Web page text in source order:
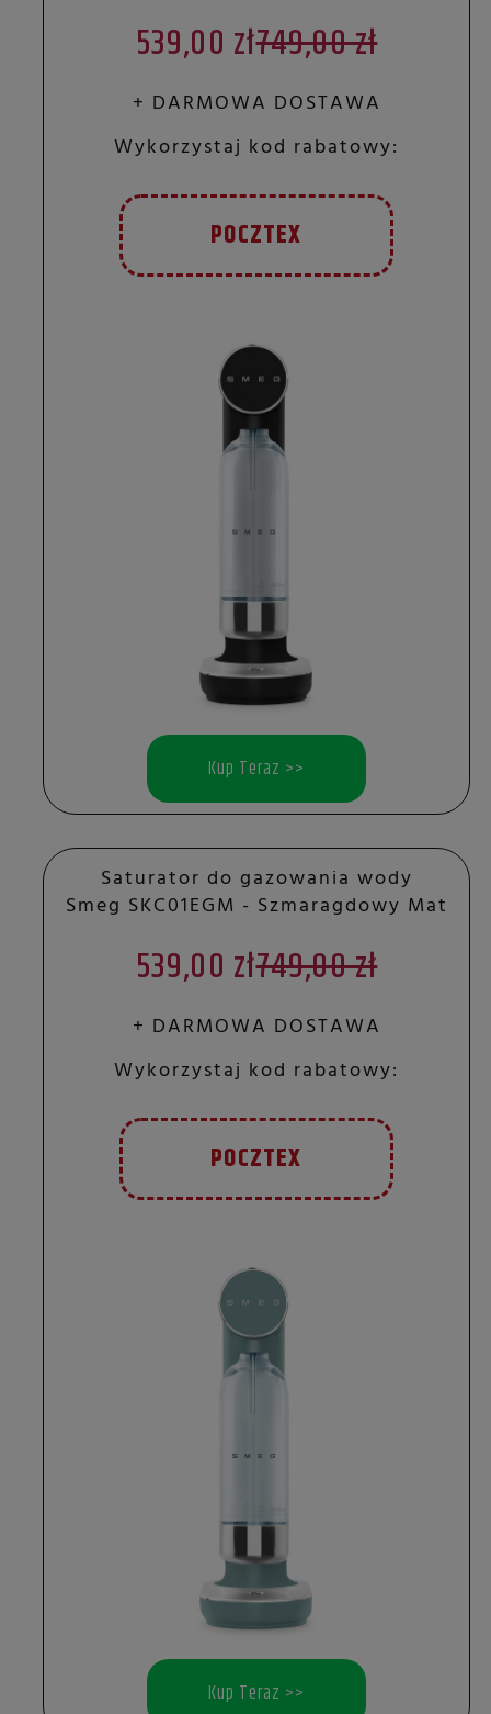
539,00 zł749,00 zł
+ DARMOWA DOSTAWA
Wykorzystaj kod rabatowy:
POCZTEX
Kup Teraz >>
Saturator do gazowania wody
Smeg SKC01EGM - Szmaragdowy Mat
539,00 zł749,00 zł
+ DARMOWA DOSTAWA
Wykorzystaj kod rabatowy:
POCZTEX
Kup Teraz >>